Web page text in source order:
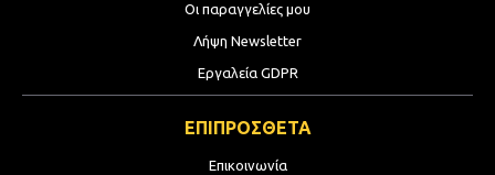
Οι παραγγελίες μου
Λήψη Newsletter
Εργαλεία GDPR
ΕΠΙΠΡΟΣΘΕΤΑ
Επικοινωνία